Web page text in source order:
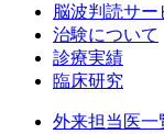
脳波判読サー
治験について
診療実績
臨床研究
外来担当医一